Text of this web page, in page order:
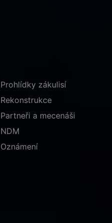
Prohlídky zákulisí
Rekonstrukce
Partneři a mecenáši
NDM
Oznámení